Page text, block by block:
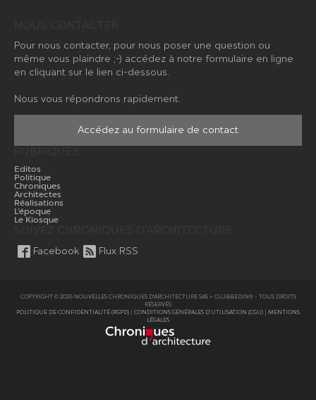
Pour nous contacter, pour nous poser une question ou
même vous plaindre ;-) accédez à notre formulaire en ligne
en cliquant sur le lien ci-dessous.
Nous vous répondrons rapidement.
Accédez au formulaire de contact
Editos
Politique
Chroniques
Architectes
Réalisations
L’époque
Le Kiosque
Facebook Flux RSS
COPYRIGHT © 2026 NOUVELLES CHRONIQUES D'ARCHITECTURE SAS + CLUBBEDIN® - TOUS DROITS
RÉSERVÉS
POLITIQUE DE CONFIDENTIALITÉ (RGPD)
CONDITIONS GÉNÉRALES D’UTILISATION (CGU)
MENTIONS
LÉGALES